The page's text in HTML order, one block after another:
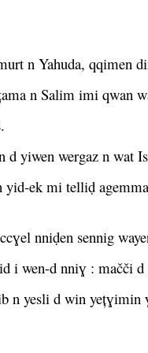
n Yahuda, qqimen
n Salim imi qwan
d yiwen wergaz n wat
ek mi telliḍ
nniḍen sennig
i wen-d nniɣ : mačči
yesli d win yețɣimin